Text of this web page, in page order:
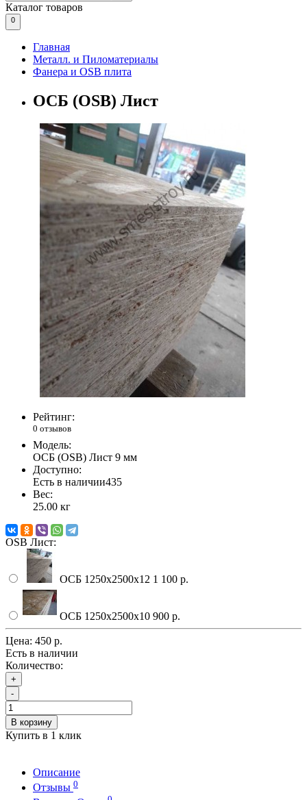
Каталог товаров
0
Главная
Металл. и Пиломатериалы
Фанера и OSB плита
ОСБ (OSB) Лист
Рейтинг:
0 отзывов
Модель:
ОСБ (OSB) Лист 9 мм
Доступно:
Есть в наличии435
Вес:
25.00 кг
OSB Лист:
ОСБ 1250х2500х12 1 100 р.
ОСБ 1250х2500х10 900 р.
Цена: 450 р.
Есть в наличии
Количество:
+
-
В корзину
Купить в 1 клик
Описание
Отзывы 0